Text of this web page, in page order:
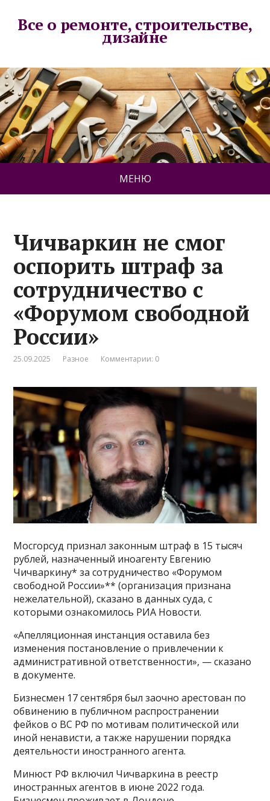
Все о ремонте, строительстве,
дизайне
МЕНЮ
Чичваркин не смог
оспорить штраф за
сотрудничество с
«Форумом свободной
России»
25.09.2025 Разное Комментарии: 0
Мосгорсуд признал законным штраф в 15 тысяч
рублей, назначенный иноагенту Евгению
Чичваркину* за сотрудничество «Форумом
свободной России»** (организация признана
нежелательной), сказано в данных суда, с
которыми ознакомилось РИА Новости.
«Апелляционная инстанция оставила без
изменения постановление о привлечении к
административной ответственности», — сказано
в документе.
Бизнесмен 17 сентября был заочно арестован по
обвинению в публичном распространении
фейков о ВС РФ по мотивам политической или
иной ненависти, а также нарушении порядка
деятельности иностранного агента.
Минюст РФ включил Чичваркина в реестр
иностранных агентов в июне 2022 года.